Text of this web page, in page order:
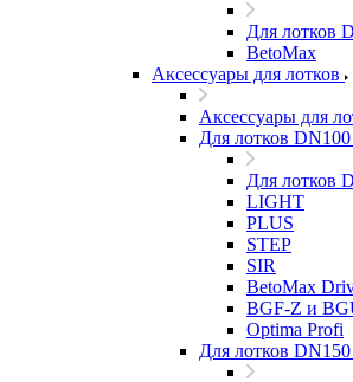
Для лотков
BetoMax
Аксессуары для лотков
Аксессуары для
Для лотков DN100
Для лотков
LIGHT
PLUS
STEP
SIR
BetoMax
BGF-Z и
Optima Profi
Для лотков DN150